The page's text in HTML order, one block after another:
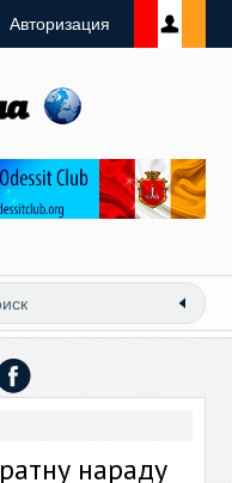
Авторизация
нараду